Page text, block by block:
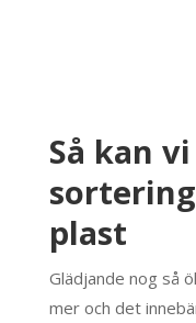
Så kan
plast
Glädjande nog så
mer och det